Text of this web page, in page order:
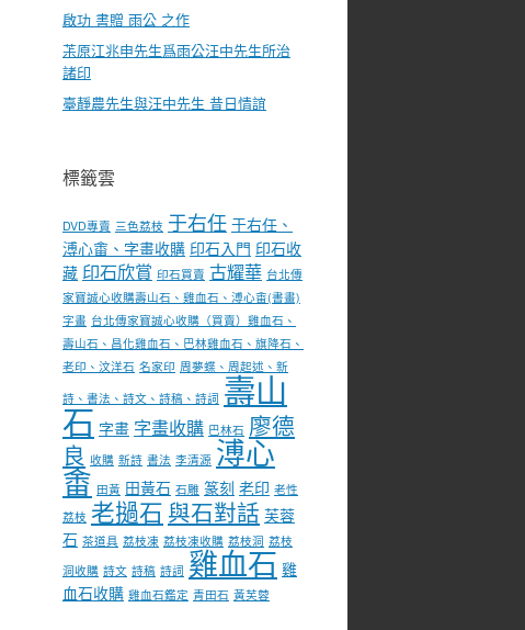
啟功 書贈 雨公 之作
茮原江兆申先生爲雨公汪中先生所治
諸印
臺靜農先生與汪中先生 昔日情誼
標籤雲
DVD專賣 三色荔枝 于右任 于右任、
溥心畬、字畫收購 印石入門 印石收
藏 印石欣賞 印石買賣 古耀華 台北傳
家寶誠心收購壽山石、雞血石、溥心畬(書畫)
字畫 台北傳家寶誠心收購（買賣）雞血石、
壽山石、昌化雞血石、巴林雞血石、旗降石、
老印、汶洋石 名家印 周夢蝶、周起述、新
詩、書法、詩文、詩稿、詩詞 壽山
石 字畫 字畫收購 巴林石 廖德
良 收購 新詩 書法 李清源 溥心
畬 田黃 田黃石 石雕 篆刻 老印 老性
荔枝 老撾石 與石對話 芙蓉
石 茶道具 荔枝凍 荔枝凍收購 荔枝洞 荔枝
洞收購 詩文 詩稿 詩詞 雞血石 雞
血石收購 雞血石鑑定 青田石 黃芙蓉